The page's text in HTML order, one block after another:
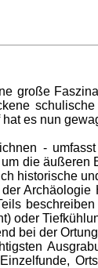
große
es nun
-
die
historische
oder
bei der